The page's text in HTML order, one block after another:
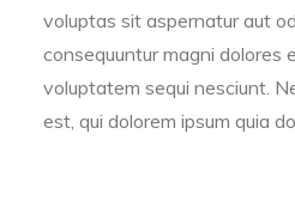
voluptas sit aspernatur aut
consequuntur magni dolores
voluptatem sequi nesciunt.
est, qui dolorem ipsum quia